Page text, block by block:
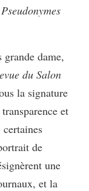
dame,
du Salon
la signature
et
de
une
et la